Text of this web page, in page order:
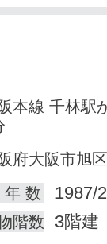
本線 千林駅
府大阪市旭
年 数
1987/
階数 3階建